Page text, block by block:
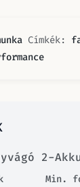
Címkék:
2-
Min.